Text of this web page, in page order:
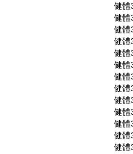
健體
健體
健體
健體
健體
健體
健體
健體
健體
健體
健體
健體
健體